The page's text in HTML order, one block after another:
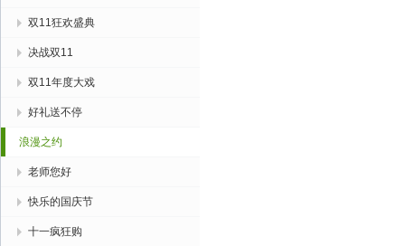
双11狂欢盛典
决战双11
双11年度大戏
好礼送不停
浪漫之约
老师您好
快乐的国庆节
十一疯狂购